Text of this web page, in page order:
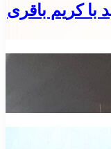
با کریم باقری